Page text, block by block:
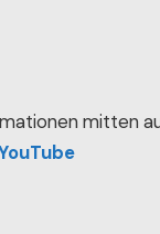
mitten